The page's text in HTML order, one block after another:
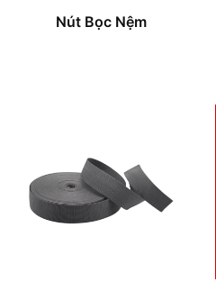
Nút Bọc Nệm